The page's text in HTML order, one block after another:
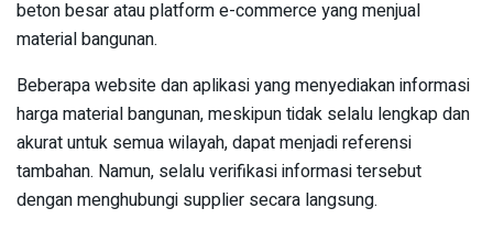
beton besar atau platform e-commerce yang menjual
material bangunan.
Beberapa website dan aplikasi yang menyediakan informasi
harga material bangunan, meskipun tidak selalu lengkap dan
akurat untuk semua wilayah, dapat menjadi referensi
tambahan. Namun, selalu verifikasi informasi tersebut
dengan menghubungi supplier secara langsung.